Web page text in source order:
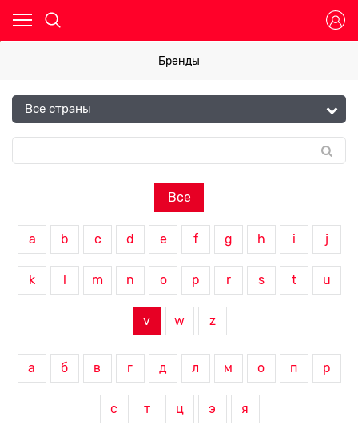
Бренды
Все
a b c d e f g h i j
k m n o p r s t u
v w z
а б в г д л м о п р
с т ц э я